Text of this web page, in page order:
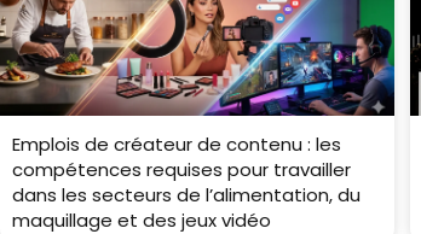
Emplois de créateur de contenu : les
compétences requises pour travailler
dans les secteurs de l’alimentation, du
maquillage et des jeux vidéo